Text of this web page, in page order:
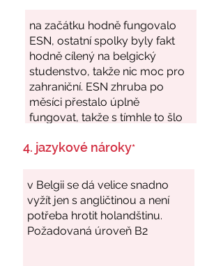
4. jazykové nároky*